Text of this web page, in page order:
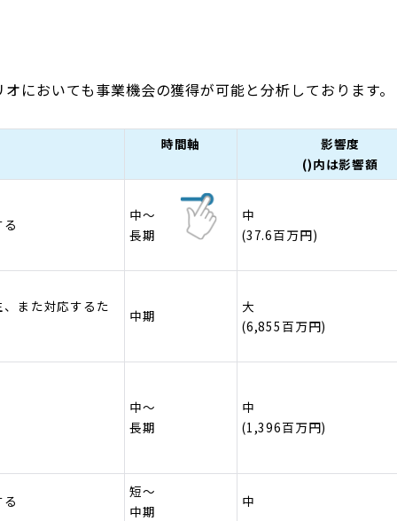
おいても事業機会の獲得が可能と分析しております。
時間軸
影響度
()内は影響額
中～
長期
中
(37.6百万円)
また対応するた
中期
大
(6,855百万円)
中～
長期
中
(1,396百万円)
短～
中期
中